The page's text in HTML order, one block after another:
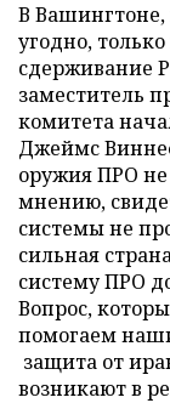
В Вашингтоне,
угодно,
сдерживание
заместитель
комитета
Джеймс
оружия ПРО не
мнению,
системы не
сильная
систему ПРО
Вопрос,
помогаем
защита от
возникают в